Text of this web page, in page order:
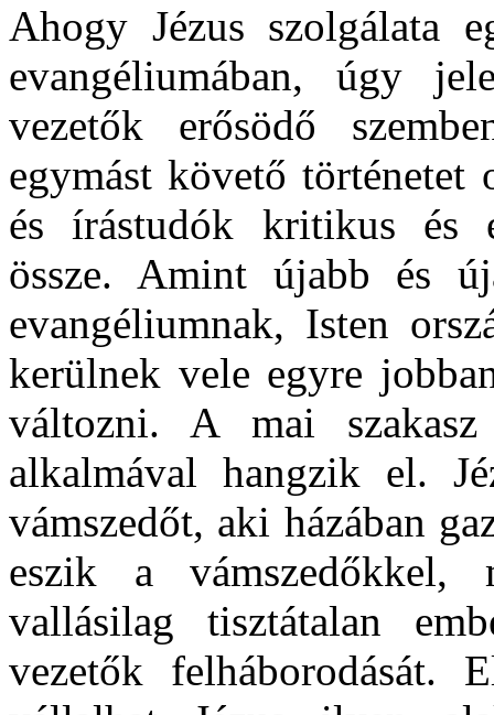
Ahogy Jézus szolgálata
evangéliumában, úgy
vezetők erősödő
egymást követő történetet
és írástudók kritikus és
össze. Amint újabb és
evangéliumnak, Isten
kerülnek vele egyre
változni. A mai
alkalmával hangzik el.
vámszedőt, aki házában
eszik a vámszedőkkel,
vallásilag tisztátalan
vezetők felháborodását.